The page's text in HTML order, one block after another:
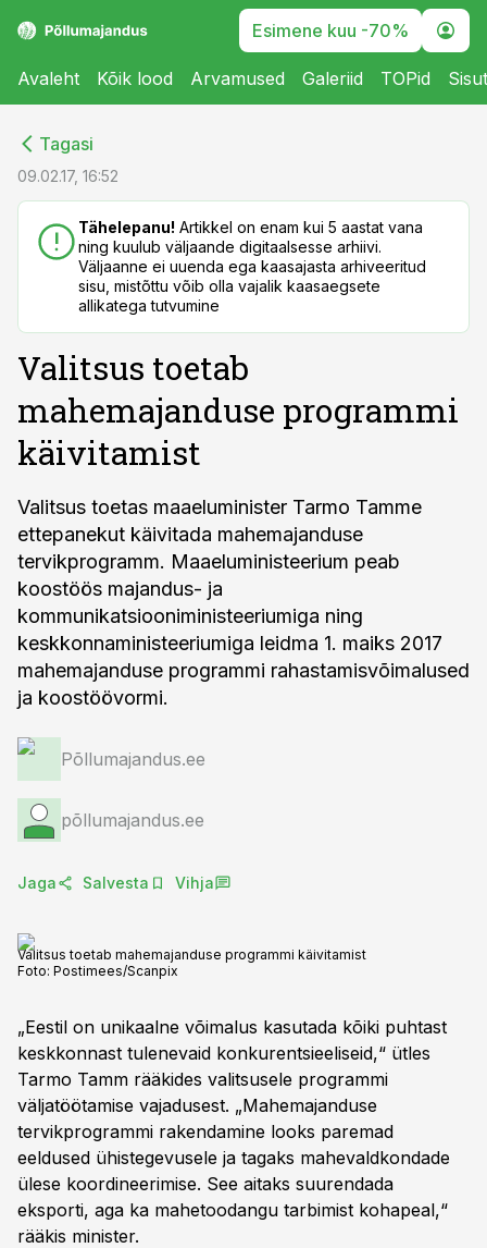
Esimene kuu -70%
Avaleht Kõik lood Arvamused Galeriid TOPid
Tagasi
09.02.17, 16:52
Tähelepanu! Artikkel on enam kui 5 aastat vana
ning kuulub väljaande digitaalsesse arhiivi.
Väljaanne ei uuenda ega kaasajasta arhiveeritud
sisu, mistõttu võib olla vajalik kaasaegsete
allikatega tutvumine
Valitsus toetab
mahemajanduse programmi
käivitamist
Valitsus toetas maaeluminister Tarmo Tamme
ettepanekut käivitada mahemajanduse
tervikprogramm. Maaeluministeerium peab
koostöös majandus- ja
kommunikatsiooniministeeriumiga ning
keskkonnaministeeriumiga leidma 1. maiks 2017
mahemajanduse programmi rahastamisvõimalused
ja koostöövormi.
Põllumajandus.ee
põllumajandus.ee
Jaga Salvesta Vihja
Valitsus toetab mahemajanduse programmi käivitamist
Foto: Postimees/Scanpix
„Eestil on unikaalne võimalus kasutada kõiki puhtast
keskkonnast tulenevaid konkurentsieeliseid,“ ütles
Tarmo Tamm rääkides valitsusele programmi
väljatöötamise vajadusest. „Mahemajanduse
tervikprogrammi rakendamine looks paremad
eeldused ühistegevusele ja tagaks mahevaldkondade
ülese koordineerimise. See aitaks suurendada
eksporti, aga ka mahetoodangu tarbimist kohapeal,“
rääkis minister.